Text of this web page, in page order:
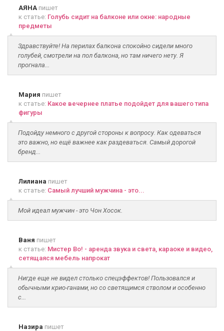
АЯНА пишет
к статье: Голубь сидит на балконе или окне: народные
предметы
Здравствуйте! На перилах балкона спокойно сидели много
голубей, смотрели на пол балкона, но там ничего нету. Я
прогнала...
Мария пишет
к статье: Какое вечернее платье подойдет для вашего типа
фигуры
Подойду немного с другой стороны к вопросу. Как одеваться
это важно, но ещё важнее как раздеваться. Самый дорогой
бренд...
Лилиана пишет
к статье: Самый лучший мужчина - это...
Мой идеал мужчин - это Чон Хосок.
Ваня пишет
к статье: Мистер Во! - аренда звука и света, караоке и видео,
сетящаяся мебель напрокат
Нигде еще не видел столько спецэффектов! Пользовался и
обычными крио-ганами, но со светящимся стволом и особенно
с...
Назира пишет